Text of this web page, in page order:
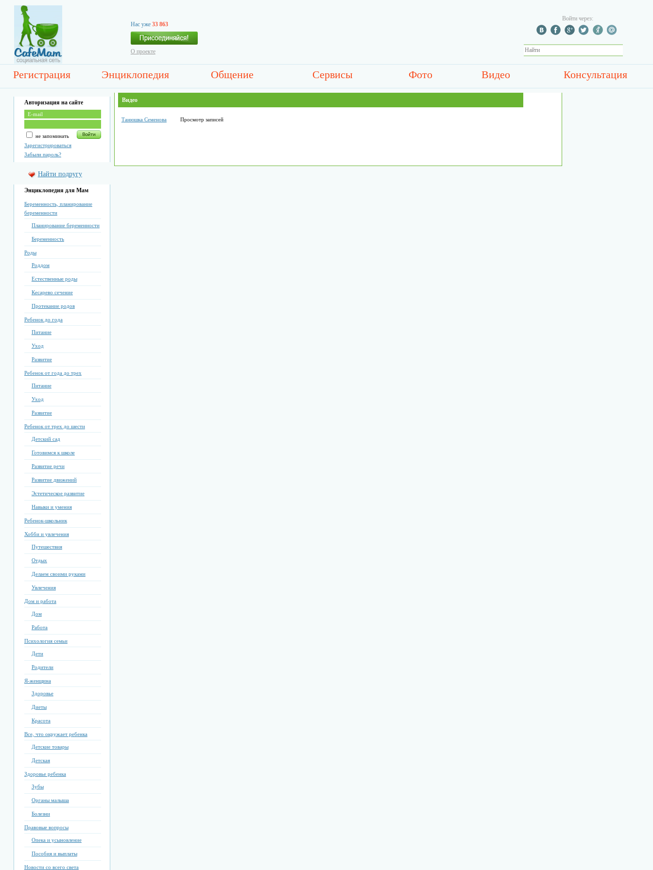
Нас уже 33 863
О проекте
Войти через:
Регистрация Энциклопедия Общение Сервисы Фото Видео Консультация
Авторизация на сайте
не запоминать
Зарегистрироваться
Забыли пароль?
Найти подругу
Энциклопедия для Мам
Беременность, планирование
беременности
Планирование беременности
Беременность
Роды
Роддом
Естественные роды
Кесарево сечение
Протекание родов
Ребенок до года
Питание
Уход
Развитие
Ребенок от года до трех
Питание
Уход
Развитие
Ребенок от трех до шести
Детский сад
Готовимся к школе
Развитие речи
Развитие движений
Эстетическое развитие
Навыки и умения
Ребенок-школьник
Хобби и увлечения
Путешествия
Отдых
Делаем своими руками
Увлечения
Дом и работа
Дом
Работа
Психология семьи
Дети
Родители
Я-женщина
Здоровье
Диеты
Красота
Все, что окружает ребенка
Детские товары
Детская
Здоровье ребенка
Зубы
Органы малыша
Болезни
Правовые вопросы
Опека и усыновление
Пособия и выплаты
Новости со всего света
Видео
Танюшка Семенова Просмотр записей